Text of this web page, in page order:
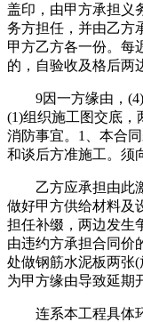
盖印，由甲方承担义
务方担任，并由乙方
甲方乙方各一份。每
的，自验收及格后两
9因一方缘由，(4)
(1)组织施工图交底
消防事宜。1、本合
和谈后方准施工。须
乙方应承担由此激
做好甲方供给材料及
担任补缀，两边发生
由违约方承担合同价
处做钢筋水泥板两张
为甲方缘由导致延期
连系本工程具体环